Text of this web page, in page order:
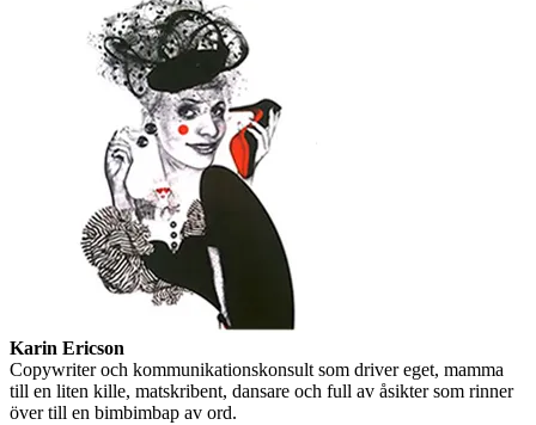
Karin Ericson
Copywriter och kommunikationskonsult som driver eget, mamma
till en liten kille, matskribent, dansare och full av åsikter som rinner
över till en bimbimbap av ord.